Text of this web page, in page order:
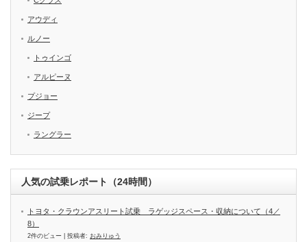
アウディ
ルノー
トゥインゴ
アルピーヌ
プジョー
ジープ
ラングラー
人気の試乗レポート（24時間）
トヨタ・クラウンアスリート試乗 ラゲッジスペース・収納について（4／
8）
2件のビュー 投稿者: おみりゅう